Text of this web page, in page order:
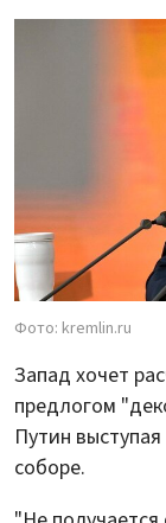
Фото: kremlin.ru
Запад хочет
предлогом
Путин
соборе.